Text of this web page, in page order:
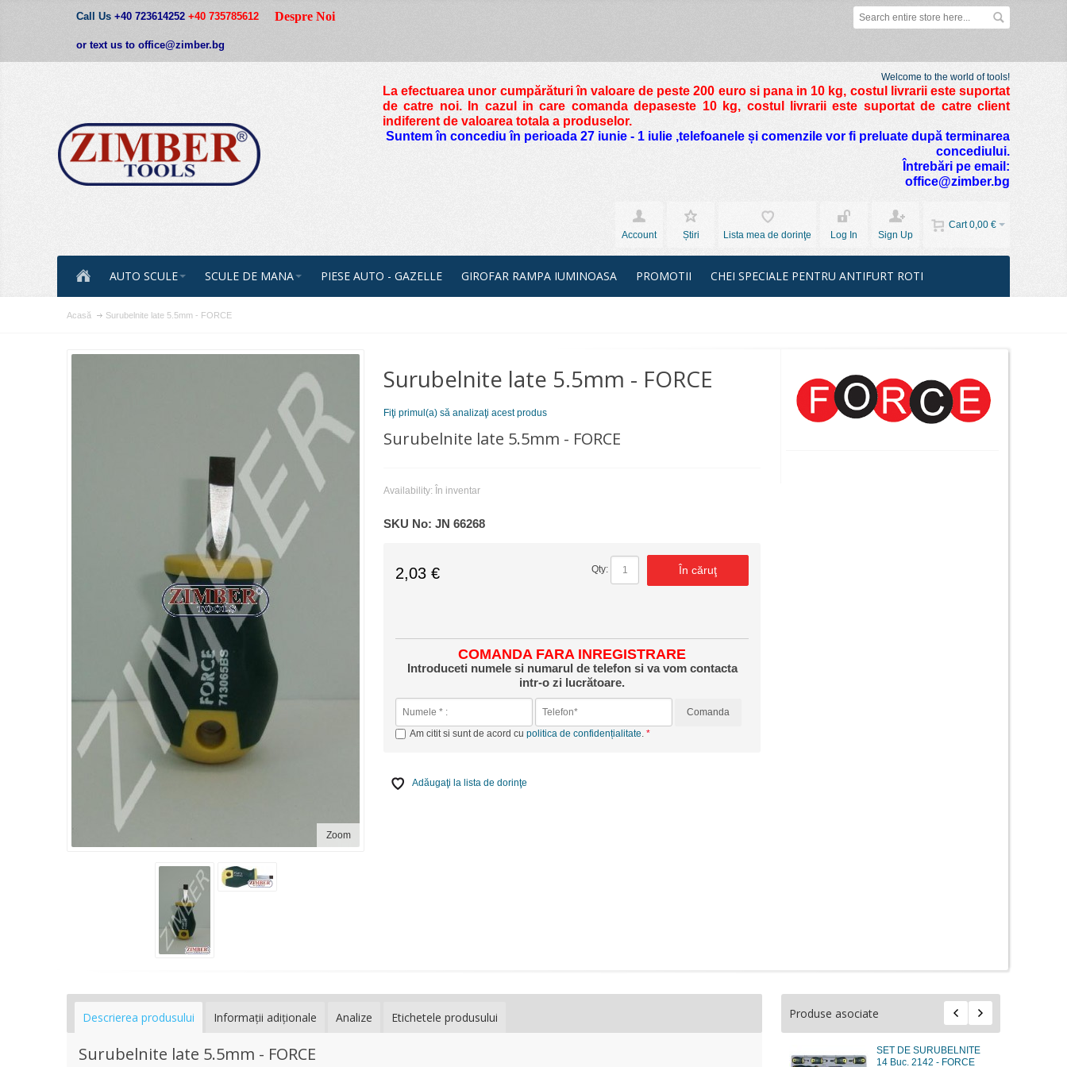
Call Us +40 723614252 +40 735785612
or text us to office@zimber.bg
Despre Noi
Welcome to the world of tools!
La efectuarea unor cumpărături în valoare de peste 200 euro si pana in 10 kg, costul livrarii este suportat
de catre noi. In cazul in care comanda depaseste 10 kg, costul livrarii este suportat de catre client
indiferent de valoarea totala a produselor.
Suntem în concediu în perioada 27 iunie - 1 iulie ,telefoanele și comenzile vor fi preluate după terminarea
concediului.
Întrebări pe email:
office@zimber.bg
Cart 0,00 €
Account
Știri Lista mea de dorinţe Log In Sign Up
AUTO SCULE SCULE DE MANA PIESE AUTO - GAZELLE GIROFAR RAMPA IUMINOASA PROMOTII CHEI SPECIALE PENTRU ANTIFURT ROTI
Acasă Surubelnite late 5.5mm - FORCE
Zoom
Surubelnite late 5.5mm - FORCE
Fiţi primul(a) să analizaţi acest produs
Surubelnite late 5.5mm - FORCE
Availability: În inventar
SKU No:JN 66268
2,03 € Qty: În căruţ
COMANDA FARA INREGISTRARE
Introduceti numele si numarul de telefon si va vom contacta
intr-o zi lucrătoare.
Comanda
Am citit si sunt de acord cupolitica de confidențialitate.
Adăugaţi la lista de dorinţe
Descrierea produsului Informaţii adiţionale Analize Etichetele produsului
Surubelnite late 5.5mm - FORCE
Produse asociate
SET DE SURUBELNITE
14 Buc. 2142 - FORCE